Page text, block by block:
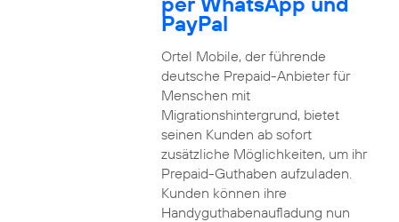
PayPal
Ortel Mobile, der führende
deutsche Prepaid-Anbieter für
Menschen mit
Migrationshintergrund, bietet
seinen Kunden ab sofort
zusätzliche Möglichkeiten, um ihr
Prepaid-Guthaben aufzuladen.
Kunden können ihre
Handyguthabenaufladung nun